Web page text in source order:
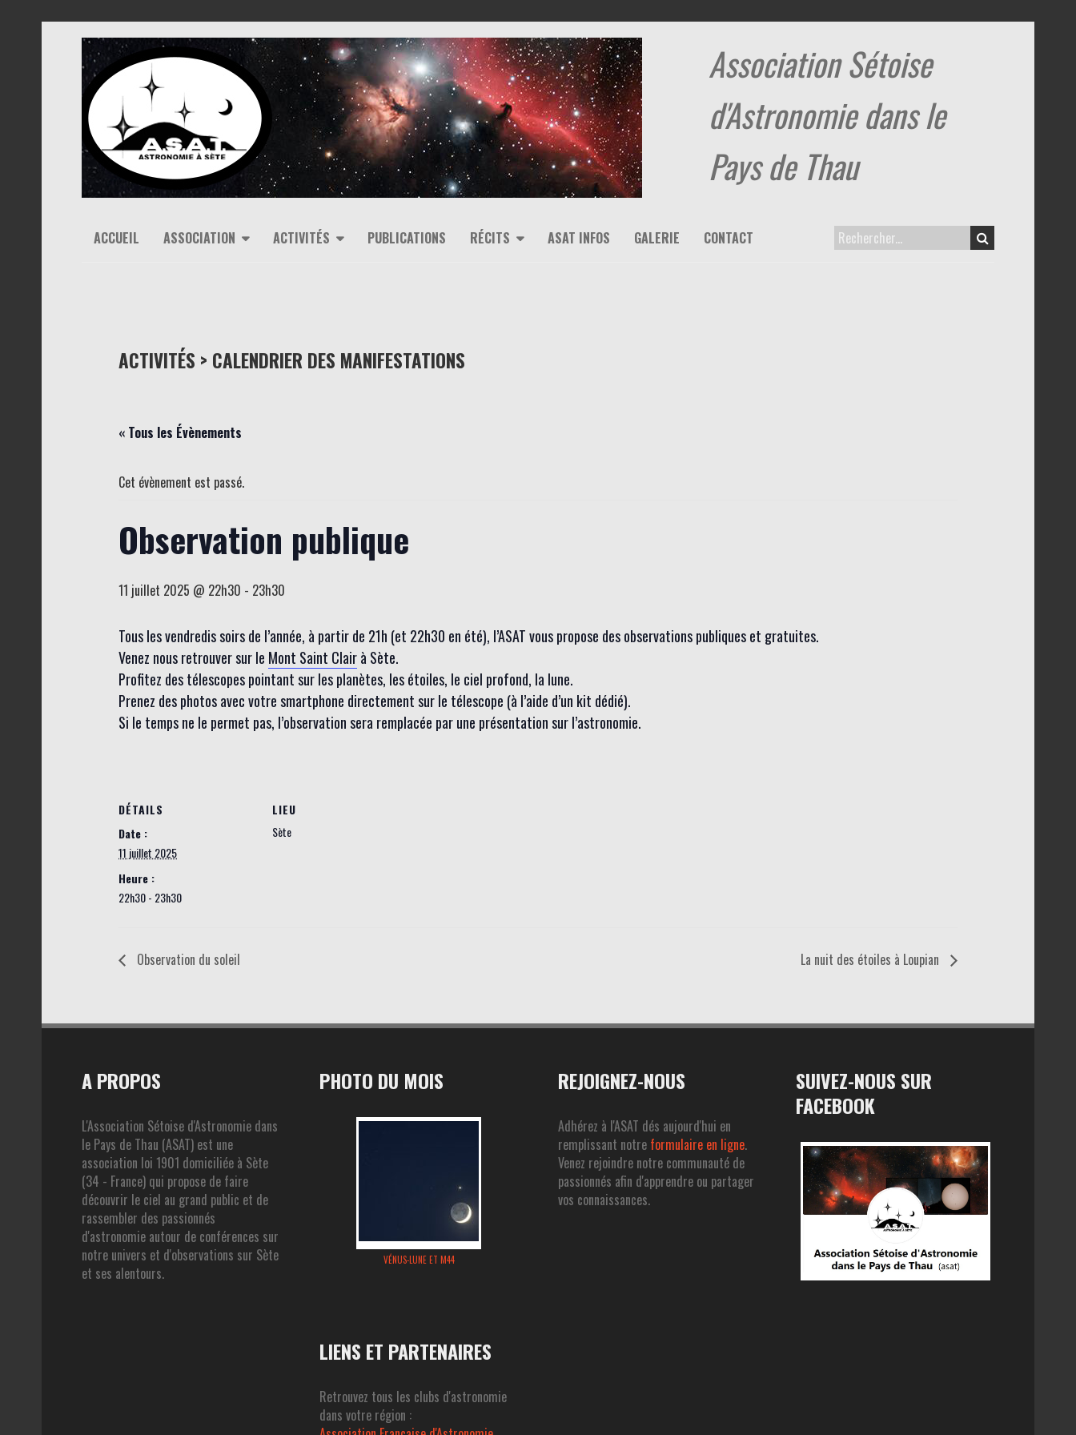
Association Sétoise
d'Astronomie dans le
Pays de Thau
ACCUEIL ASSOCIATION ACTIVITÉS PUBLICATIONS RÉCITS ASAT INFOS GALERIE CONTACT
ACTIVITÉS > CALENDRIER DES MANIFESTATIONS
« Tous les Évènements
Cet évènement est passé.
Observation publique
11 juillet 2025 @ 22h30 - 23h30
Tous les vendredis soirs de l’année, à partir de 21h (et 22h30 en été), l’ASAT vous propose des observations publiques et gratuites.
Venez nous retrouver sur le Mont Saint Clairà Sète.
Profitez des télescopes pointant sur les planètes, les étoiles, le ciel profond, la lune.
Prenez des photos avec votre smartphone directement sur le télescope (à l’aide d’un kit dédié).
Si le temps ne le permet pas, l’observation sera remplacée par une présentation sur l’astronomie.
DÉTAILS
Date :
11 juillet 2025
Heure :
22h30 - 23h30
LIEU
Sète
Observation du soleil La nuit des étoiles à Loupian
A PROPOS
L'Association Sétoise d'Astronomie dans
le Pays de Thau (ASAT) est une
association loi 1901 domiciliée à Sète
(34 - France) qui propose de faire
découvrir le ciel au grand public et de
rassembler des passionnés
d'astronomie autour de conférences sur
notre univers et d'observations sur Sète
et ses alentours.
PHOTO DU MOIS
VÉNUS-LUNE ET M44
REJOIGNEZ-NOUS
Adhérez à l'ASAT dés aujourd'hui en
remplissant notre formulaire en ligne.
Venez rejoindre notre communauté de
passionnés afin d'apprendre ou partager
vos connaissances.
SUIVEZ-NOUS SUR
FACEBOOK
LIENS ET PARTENAIRES
Retrouvez tous les clubs d'astronomie
dans votre région :